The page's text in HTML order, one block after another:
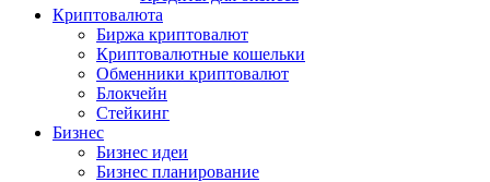
Криптовалюта
Биржа криптовалют
Криптовалютные кошельки
Обменники криптовалют
Блокчейн
Стейкинг
Бизнес
Бизнес идеи
Бизнес планирование